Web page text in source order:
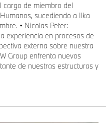
cargo de miembro del
sucediendo a Ilka
• Nicolas Peter:
experiencia en procesos de
externa sobre nuestra
Group enfrenta nuevos
de nuestras estructuras y